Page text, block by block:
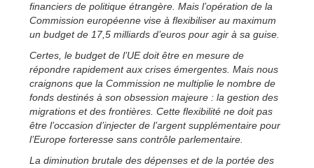
financiers de politique étrangère. Mais l’opération de la
Commission européenne vise à flexibiliser au maximum
un budget de 17,5 milliards d’euros pour agir à sa guise.
Certes, le budget de l’UE doit être en mesure de
répondre rapidement aux crises émergentes. Mais nous
craignons que la Commission ne multiplie le nombre de
fonds destinés à son obsession majeure : la gestion des
migrations et des frontières. Cette flexibilité ne doit pas
être l’occasion d’injecter de l’argent supplémentaire pour
l’Europe forteresse sans contrôle parlementaire.
La diminution brutale des dépenses et de la portée des